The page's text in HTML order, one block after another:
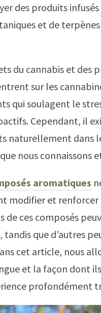
des produits
et de
du cannabis et des
sur les
qui soulagent le
Cependant, il
naturellement dans
nous connaissons
aromatiques
modifier et renforcer
de ces composés
que d’autres
cet article, nous
et la façon dont
profondément